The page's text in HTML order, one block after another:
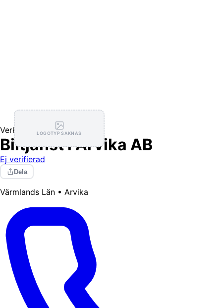
LOGOTYP SAKNAS
Verkstäder
Biltjänst i Arvika AB
Ej verifierad
Dela
Värmlands Län • Arvika